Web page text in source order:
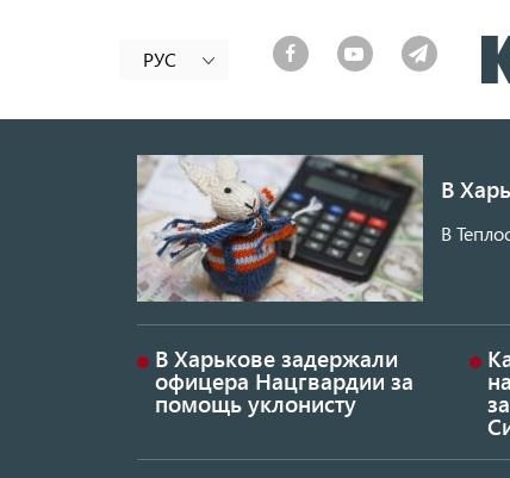
РУС
В
В
В Харькове задержали
офицера Нацгвардии за
помощь уклонисту